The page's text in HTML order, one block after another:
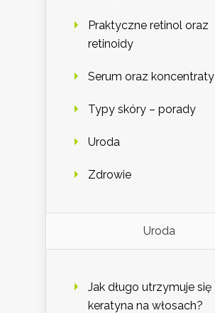
Praktyczne retinol oraz
retinoidy
Serum oraz koncentraty
Typy skóry – porady
Uroda
Zdrowie
Uroda
Jak długo utrzymuje się
keratyna na włosach?